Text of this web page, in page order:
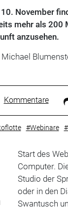
November
mehr als 200
anzusehen.
Michael
Kommentare
#Webinare
Start des
Computer.
Studio der
oder in den
Swantusch